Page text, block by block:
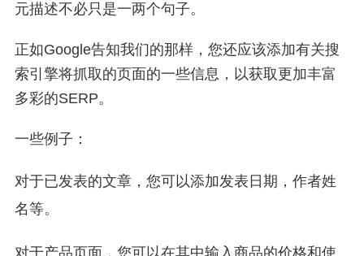
元描述不必只是一两个句子。
正如Google告知我们的那样，您还应该添加有关搜
索引擎将抓取的页面的一些信息，以获取更加丰富
多彩的SERP。
一些例子：
对于已发表的文章，您可以添加发表日期，作者姓
名等。
对于产品页面，您可以在其中输入商品的价格和使